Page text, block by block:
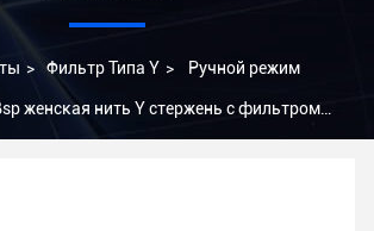
> Фильтр Типа Y > Ручной режим
женская нить Y стержень с фильтром